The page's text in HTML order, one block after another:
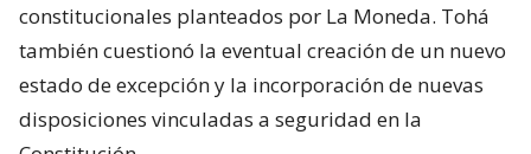
constitucionales planteados por La Moneda. Tohá
también cuestionó la eventual creación de un nuevo
estado de excepción y la incorporación de nuevas
disposiciones vinculadas a seguridad en la